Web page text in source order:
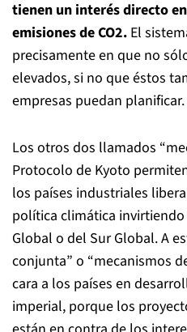
tienen un interés directo
emisiones de CO2. El
precisamente en que no
elevados, si no que éstos
empresas puedan planificar.
Los otros dos llamados
Protocolo de Kyoto
los países industriales
política climática
Global o del Sur Global. A
conjunta” o “mecanismos
cara a los países en
imperial, porque los